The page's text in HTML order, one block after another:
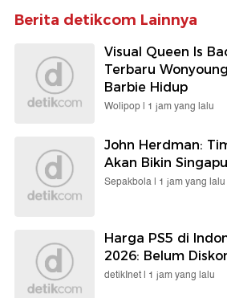
Berita detikcom Lainnya
Visual Queen Is
Terbaru
Barbie Hidup
Wolipop | 1 jam yang lalu
John Herdman:
Akan Bikin
Sepakbola | 1 jam yang lalu
Harga PS5 di
2026: Belum
detikInet | 1 jam yang lalu